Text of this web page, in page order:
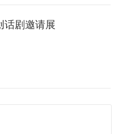
话剧邀请展